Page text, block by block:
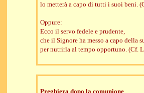
lo metterà a capo di tutti i suoi beni.
Oppure:
Ecco il servo fedele e prudente,
che il Signore ha messo a capo della
per nutrirla al tempo opportuno. (Cf.
Preghiera dopo la comunione